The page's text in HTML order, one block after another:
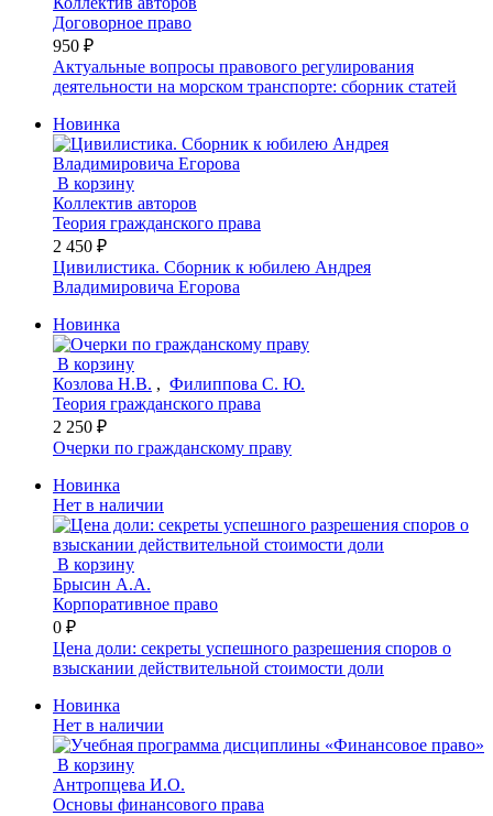
Договорное право
950 ₽
Актуальные вопросы правового регулирования
деятельности на морском транспорте: сборник статей
Новинка
В корзину
Коллектив авторов
Теория гражданского права
2 450 ₽
Цивилистика. Сборник к юбилею Андрея
Владимировича Егорова
Новинка
В корзину
Козлова Н.В. , Филиппова С. Ю.
Теория гражданского права
2 250 ₽
Очерки по гражданскому праву
Новинка
Нет в наличии
В корзину
Брысин А.А.
Корпоративное право
0 ₽
Цена доли: секреты успешного разрешения споров о
взыскании действительной стоимости доли
Новинка
Нет в наличии
В корзину
Антропцева И.О.
Основы финансового права